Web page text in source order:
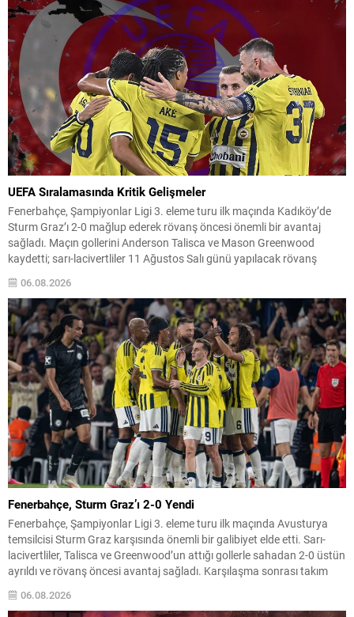
UEFA Sıralamasında Kritik Gelişmeler
Fenerbahçe, Şampiyonlar Ligi 3. eleme turu ilk maçında Kadıköy’de
Sturm Graz’ı 2-0 mağlup ederek rövanş öncesi önemli bir avantaj
sağladı. Maçın gollerini Anderson Talisca ve Mason Greenwood
kaydetti; sarı-lacivertliler 11 Ağustos Salı günü yapılacak rövanş
da etkisini hissettirebilir. Avrupa sahnesindeki diğer...
06.08.2026
Fenerbahçe, Sturm Graz’ı 2-0 Yendi
Fenerbahçe, Şampiyonlar Ligi 3. eleme turu ilk maçında Avusturya
temsilcisi Sturm Graz karşısında önemli bir galibiyet elde etti. Sarı-
lacivertliler, Talisca ve Greenwood’un attığı gollerle sahadan 2-0 üstün
ayrıldı ve rövanş öncesi avantaj sağladı. Karşılaşma sonrası takım
yönetimi mücadeleyi değerlendirdi ve gelecek planlarına dair bilgi
verdi. Futboldan sorumlu yönetici Cihan Kamer,...
06.08.2026